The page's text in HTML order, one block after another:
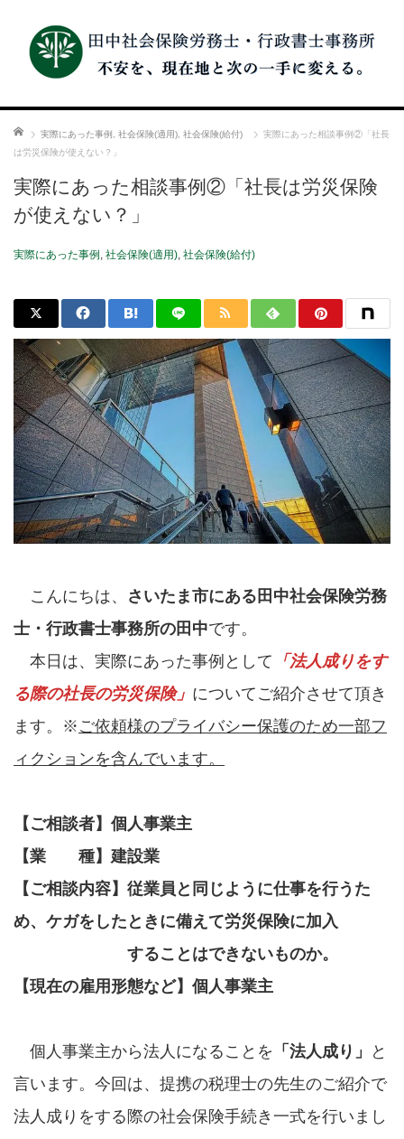
ホーム 実際にあった事例 社会保険(適用) 社会保険(給付)
実際にあった相談事例②「社長
は労災保険が使えない？」
実際にあった相談事例②「社長は労災保険
が使えない？」
実際にあった事例 , 社会保険(適用), 社会保険(給付)
こんにちは、 さいたま市にある田中社会保険労務
士・行政書士事務所の田中です。
本日は、実際にあった事例として 「法人成りをす
る際の社長の労災保険」 についてご紹介させて頂き
ます。※ ご依頼様のプライバシー保護のため一部フ
ィクションを含んでいます。
【ご相談者】個人事業主
【業 種】建設業
【ご相談内容】従業員と同じように仕事を行うた
め、ケガをしたときに備えて労災保険に加入
することはできないものか。
【現在の雇用形態など】個人事業主
個人事業主から法人になることを 「法人成り」
と
言います。今回は、提携の税理士の先生のご紹介で
法人成りをする際の社会保険手続き一式を行いまし